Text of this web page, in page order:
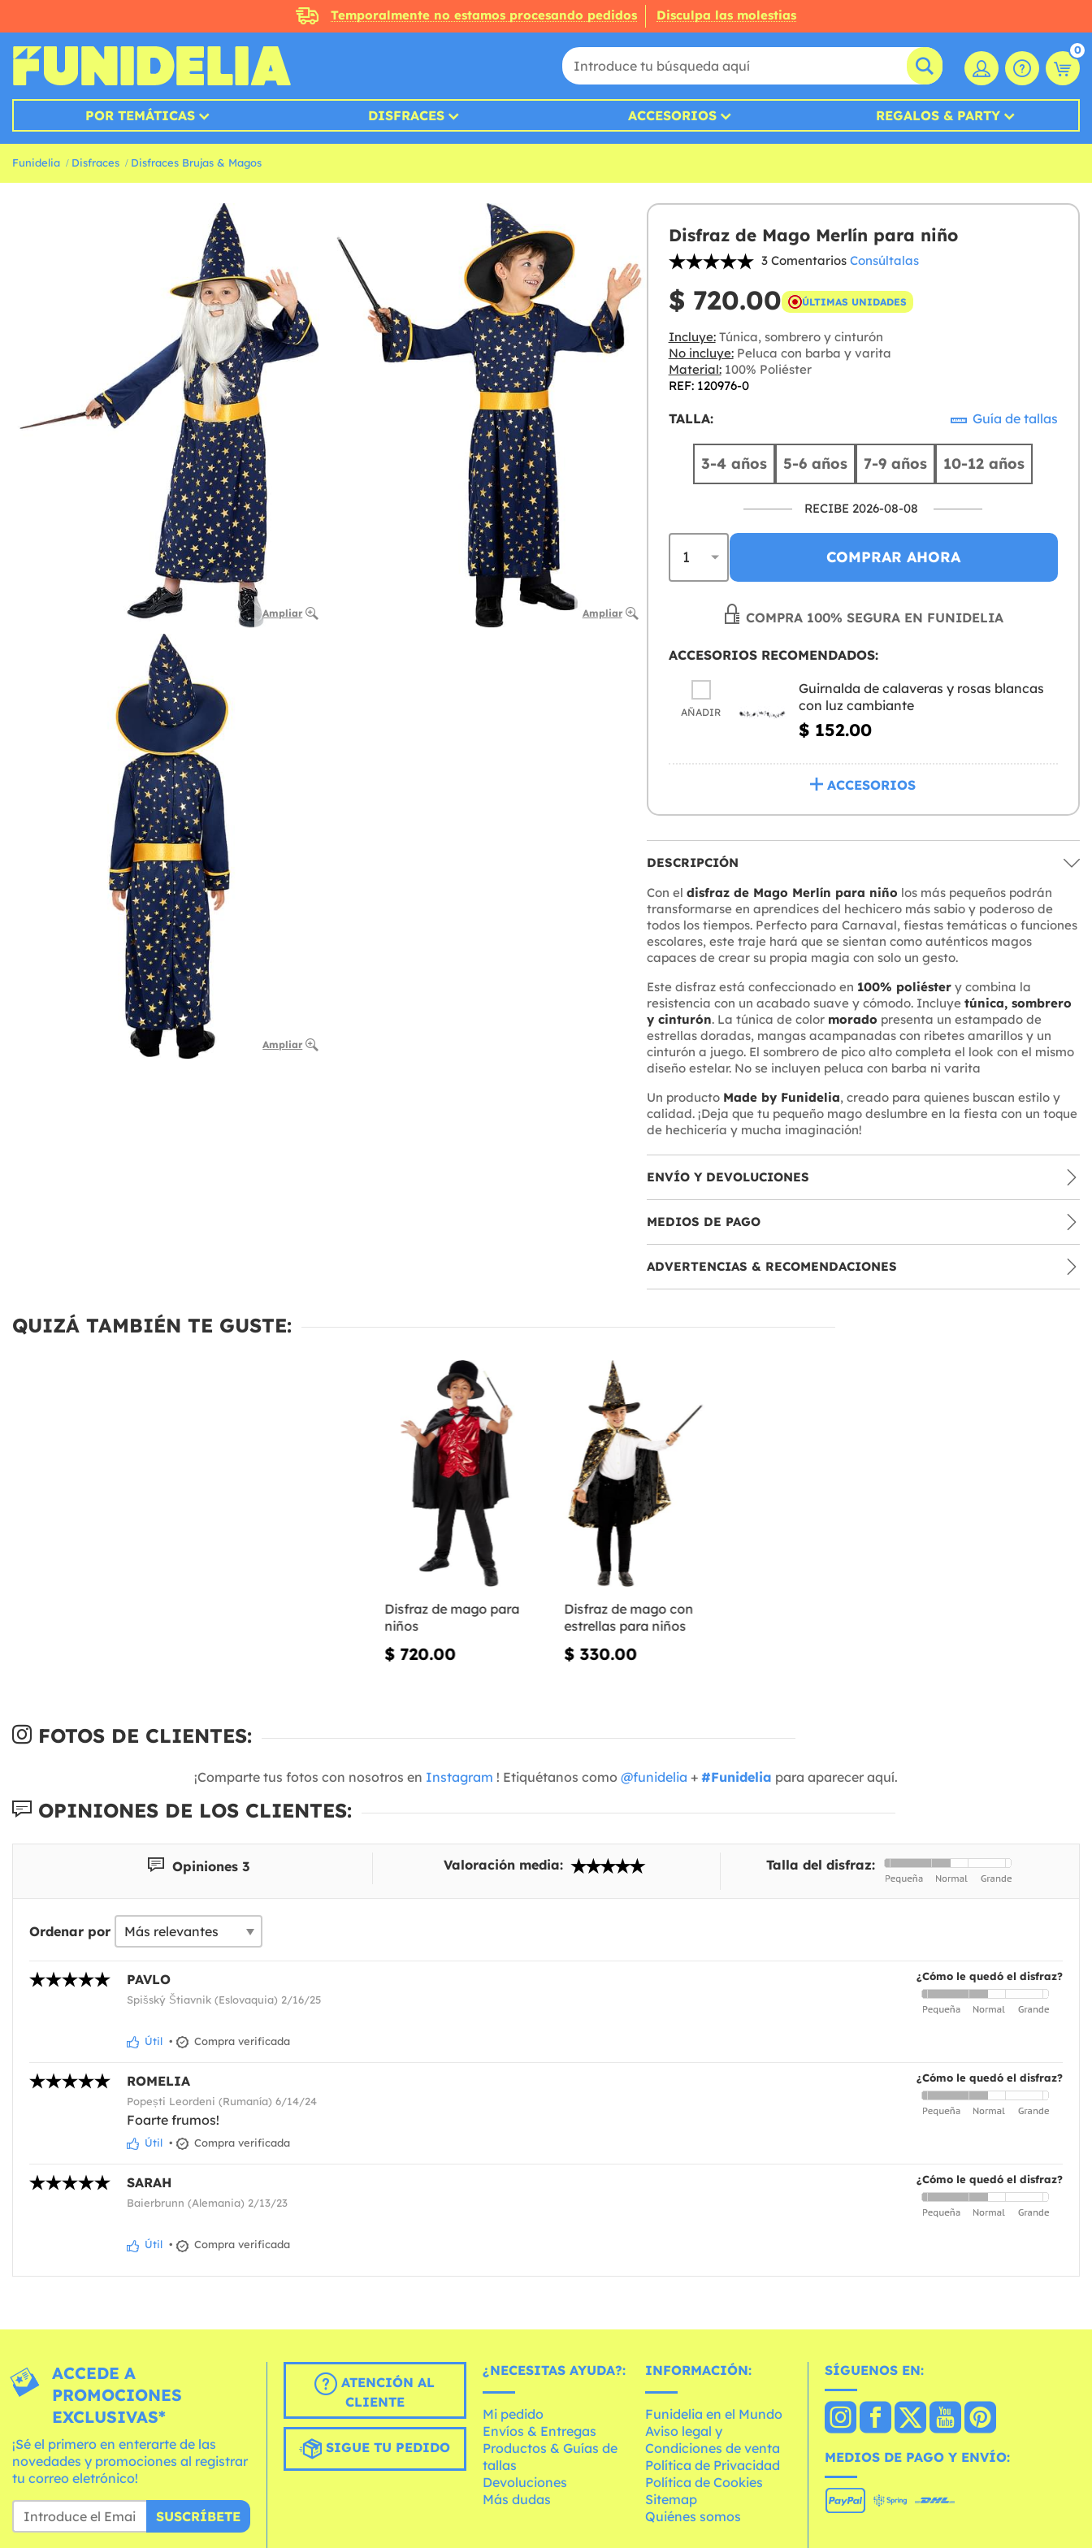
Temporalmente no estamos procesando pedidos Disculpa las molestias
0
POR TEMÁTICAS DISFRACES ACCESORIOS REGALOS & PARTY
Funidelia Disfraces Disfraces Brujas & Magos
Ampliar Ampliar
Ampliar
Disfraz de Mago Merlín para niño
3 Comentarios Consúltalas
$ 720.00 ÚLTIMAS UNIDADES
Incluye:Túnica, sombrero y cinturón
No incluye:Peluca con barba y varita
Material:100% Poliéster
REF: 120976-0
TALLA: Guía de tallas
3-4 años 5-6 años 7-9 años 10-12 años
RECIBE 2026-08-08
COMPRAR AHORA
COMPRA 100% SEGURA EN FUNIDELIA
ACCESORIOS RECOMENDADOS:
AÑADIR
Guirnalda de calaveras y rosas blancas
con luz cambiante
$ 152.00
ACCESORIOS
DESCRIPCIÓN
Con el disfraz de Mago Merlín para niño los más pequeños podrán
transformarse en aprendices del hechicero más sabio y poderoso de
todos los tiempos. Perfecto para Carnaval, fiestas temáticas o funciones
escolares, este traje hará que se sientan como auténticos magos
capaces de crear su propia magia con solo un gesto.
Este disfraz está confeccionado en 100% poliéstery combina la
resistencia con un acabado suave y cómodo. Incluye túnica, sombrero
y cinturón. La túnica de color morado presenta un estampado de
estrellas doradas, mangas acampanadas con ribetes amarillos y un
cinturón a juego. El sombrero de pico alto completa el look con el mismo
diseño estelar. No se incluyen peluca con barba ni varita
Un producto Made by Funidelia, creado para quienes buscan estilo y
calidad. ¡Deja que tu pequeño mago deslumbre en la fiesta con un toque
de hechicería y mucha imaginación!
ENVÍO Y DEVOLUCIONES
MEDIOS DE PAGO
ADVERTENCIAS & RECOMENDACIONES
QUIZÁ TAMBIÉN TE GUSTE:
Disfraz de mago para
niños
$ 720.00
Disfraz de mago con
estrellas para niños
$ 330.00
FOTOS DE CLIENTES:
¡Comparte tus fotos con nosotros en Instagram ! Etiquétanos como @funidelia + #Funidelia para aparecer aquí.
OPINIONES DE LOS CLIENTES:
Opiniones 3 Valoración media: Talla del disfraz:
Ordenar por
¿Cómo le quedó el disfraz?
PAVLO
Spišský Štiavnik (Eslovaquia) 2/16/25
Útil • Compra verificada
¿Cómo le quedó el disfraz?
ROMELIA
Popești Leordeni (Rumanía) 6/14/24
Foarte frumos!
Útil • Compra verificada
¿Cómo le quedó el disfraz?
SARAH
Baierbrunn (Alemania) 2/13/23
Útil • Compra verificada
ACCEDE A
PROMOCIONES
EXCLUSIVAS*
¡Sé el primero en enterarte de las
novedades y promociones al registrar
tu correo eletrónico!
SUSCRÍBETE
ATENCIÓN AL
CLIENTE
SIGUE TU PEDIDO
¿NECESITAS AYUDA?:
Mi pedido
Envíos & Entregas
Productos & Guías de
tallas
Devoluciones
Más dudas
INFORMACIÓN:
Funidelia en el Mundo
Aviso legal y
Condiciones de venta
Política de Privacidad
Política de Cookies
Sitemap
Quiénes somos
SÍGUENOS EN:
MEDIOS DE PAGO Y ENVÍO: